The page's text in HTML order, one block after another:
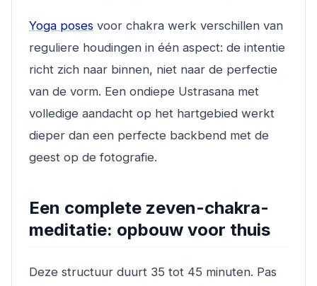
Yoga poses voor chakra werk verschillen van
reguliere houdingen in één aspect: de intentie
richt zich naar binnen, niet naar de perfectie
van de vorm. Een ondiepe Ustrasana met
volledige aandacht op het hartgebied werkt
dieper dan een perfecte backbend met de
geest op de fotografie.
Een complete zeven-chakra-
meditatie: opbouw voor thuis
Deze structuur duurt 35 tot 45 minuten. Pas